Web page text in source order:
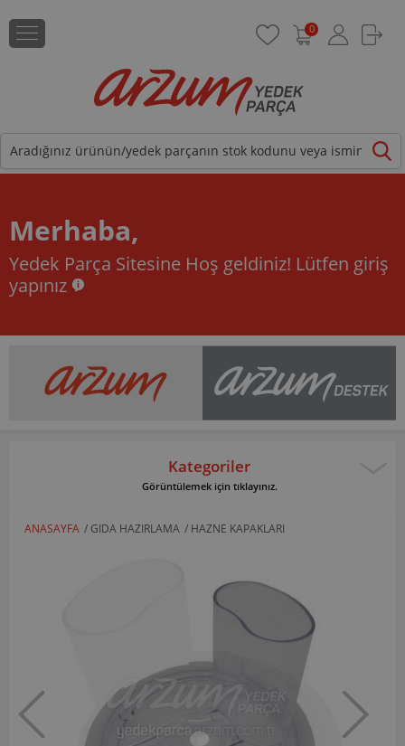
0
Merhaba,
Yedek Parça Sitesine Hoş geldiniz! Lütfen giriş
yapınız
Kategoriler
Görüntülemek için tıklayınız.
ANASAYFA / GIDA HAZIRLAMA / HAZNE KAPAKLARI